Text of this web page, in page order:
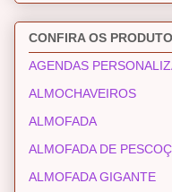
CONFIRA OS
AGENDAS
ALMOCHAVEIROS
ALMOFADA
ALMOFADA DE
ALMOFADA GIGANTE